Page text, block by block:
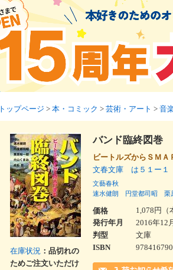
トップページ > 本・コミック > 芸術・アート > 音
在庫状況 ：品切れの
ためご注文いただけ
バンド臨終図巻
ビートルズからＳＭＡ
文春文庫 は５１ー１
文藝春秋
速水健朗
円堂都司昭 栗
価格
1,078円（
発行年月
2016年12
判型
文庫
ISBN